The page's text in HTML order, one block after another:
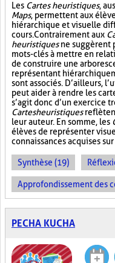
Les Cartes heuristiques,
Maps, permettent aux
hiérarchique et visuelle
cours. Contrairement aux
heuristiquesne suggèrent
mots-clés à mettre en
de construire une
représentant
sont associés. D’ailleurs,
peut aider à rendre les
s’agit donc d’un exercice
Cartes heuristiques
leur auteur. En somme, les
élèves de représenter
connaissances acquises
Synthèse (19)
Approfondissement des
PECHA KUCHA